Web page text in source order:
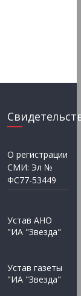
О регистрации
СМИ: Эл №
ФС77-53449
Устав АНО
"ИА "Звезда"
Устав газеты
"ИА "Звезда"